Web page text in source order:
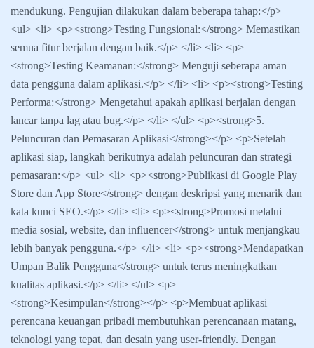
mendukung. Pengujian dilakukan dalam beberapa tahap:</p>
<ul> <li> <p><strong>Testing Fungsional:</strong> Memastikan
semua fitur berjalan dengan baik.</p> </li> <li> <p>
<strong>Testing Keamanan:</strong> Menguji seberapa aman
data pengguna dalam aplikasi.</p> </li> <li> <p><strong>Testing
Performa:</strong> Mengetahui apakah aplikasi berjalan dengan
lancar tanpa lag atau bug.</p> </li> </ul> <p><strong>5.
Peluncuran dan Pemasaran Aplikasi</strong></p> <p>Setelah
aplikasi siap, langkah berikutnya adalah peluncuran dan strategi
pemasaran:</p> <ul> <li> <p><strong>Publikasi di Google Play
Store dan App Store</strong> dengan deskripsi yang menarik dan
kata kunci SEO.</p> </li> <li> <p><strong>Promosi melalui
media sosial, website, dan influencer</strong> untuk menjangkau
lebih banyak pengguna.</p> </li> <li> <p><strong>Mendapatkan
Umpan Balik Pengguna</strong> untuk terus meningkatkan
kualitas aplikasi.</p> </li> </ul> <p>
<strong>Kesimpulan</strong></p> <p>Membuat aplikasi
perencana keuangan pribadi membutuhkan perencanaan matang,
teknologi yang tepat, dan desain yang user-friendly. Dengan